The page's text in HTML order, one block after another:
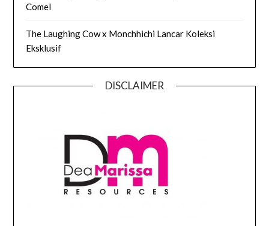
Comel
The Laughing Cow x Monchhichi Lancar Koleksi
Eksklusif
DISCLAIMER